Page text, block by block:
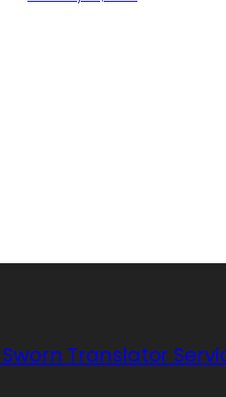
Translator